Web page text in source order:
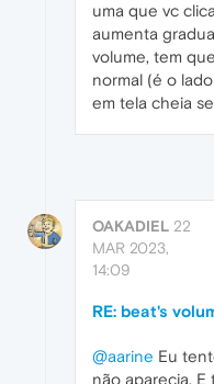
uma que vc
aumenta
volume, tem
normal (é o
em tela cheia
OAKADIEL 22
MAR 2023,
14:09
RE: beat's
@aarine Eu
não aparecia. E